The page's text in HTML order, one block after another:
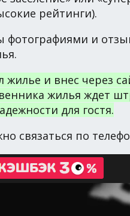
рейтинги).
и
жилье и внес через
жилья ждет
для гостя.
связаться по